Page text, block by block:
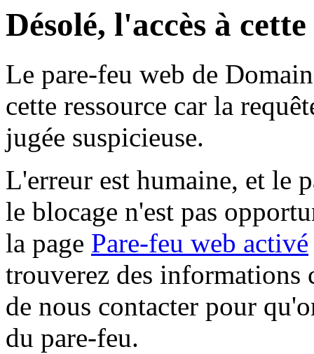
Désolé, l'accès à
Le pare-feu web de
cette ressource car la
jugée suspicieuse.
L'erreur est humaine, et le
le blocage n'est pas
la page Pare-feu web activé
trouverez des informations
de nous contacter pour
du pare-feu.